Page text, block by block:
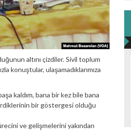
altını çizdiler. Sivil toplum
konuştular, ulaşamadıklarımıza
kaldım, bana bir kez bile bana
bir göstergesi olduğu
ve gelişmelerini yakından